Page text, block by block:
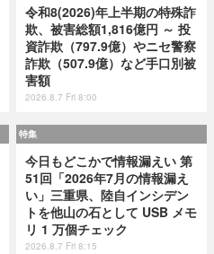
令和8(2026)年上半期の特殊詐
欺、被害総額1,816億円 ～ 投
資詐欺（797.9億）やニセ警察
詐欺（507.9億）など手口別被
害額
2026.8.7 Fri 8:00
特集
今日もどこかで情報漏えい 第
51回「2026年7月の情報漏え
い」三重県、陸自インシデン
トを他山の石として USB メモ
リ 1 万個チェック
2026.8.7 Fri 8:15